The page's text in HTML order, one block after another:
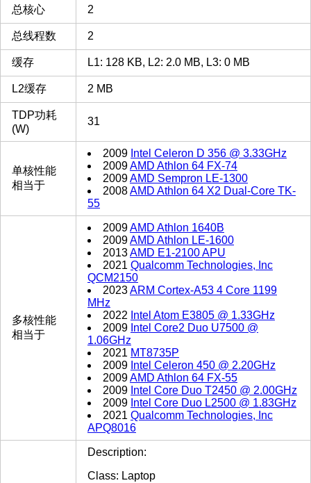
总核心 2
总线程数 2
缓存 L1: 128 KB, L2: 2.0 MB, L3: 0 MB
L2缓存 2 MB
TDP功耗
(W)
31
单核性能
相当于
2009 Intel Celeron D 356 @ 3.33GHz
2009AMD Athlon 64 FX-74
2009AMD Sempron LE-1300
2008AMD Athlon 64 X2 Dual-Core TK-
55
多核性能
相当于
2009AMD Athlon 1640B
2009AMD Athlon LE-1600
2013AMD E1-2100 APU
2021 Qualcomm Technologies, Inc
QCM2150
2023ARM Cortex-A53 4 Core 1199
MHz
2022 Intel Atom E3805 @ 1.33GHz
2009 Intel Core2 Duo U7500 @
1.06GHz
2021 MT8735P
2009 Intel Celeron 450 @ 2.20GHz
2009AMD Athlon 64 FX-55
2009 Intel Core Duo T2450 @ 2.00GHz
2009 Intel Core Duo L2500 @ 1.83GHz
2021 Qualcomm Technologies, Inc
APQ8016
Description:
Class: Laptop